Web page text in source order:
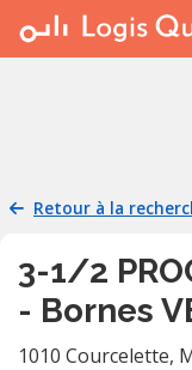
À LOUER
PLACER UNE
RESSOURCES
Retour à la
3-1/2
- Bornes
1010 Courcelette,